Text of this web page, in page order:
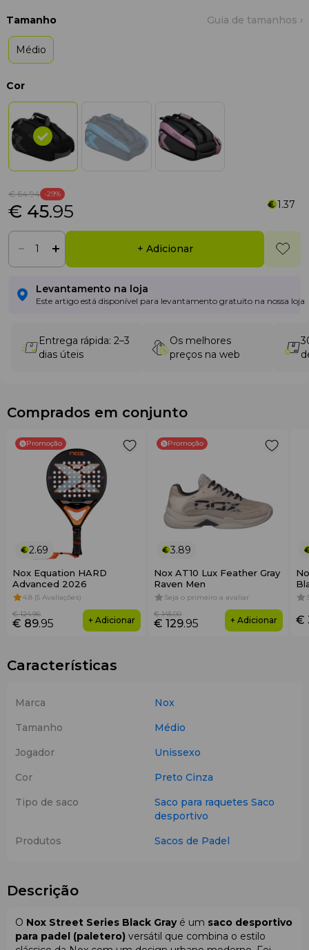
Tamanho Guia de tamanhos ›
Médio
Cor
€ 64.94 -29%
€ 45.95 1.37
+ Adicionar
Levantamento na loja
Este artigo está disponível para levantamento gratuito na nossa loja
Entrega rápida: 2–3
dias úteis
Os melhores
preços na web
Comprados em conjunto
Promoção
2.69
Nox Equation HARD
Advanced 2026
4.8 (5 Avaliações)
€ 89.95
€ 124.96
+ Adicionar
Promoção
3.89
Nox AT10 Lux Feather Gray
Raven Men
Seja o primeiro a avaliar
€ 129.95
€ 145.00
+ Adicionar €
Características
Marca
Nox
Tamanho
Médio
Jogador
Unissexo
Cor
Preto Cinza
Tipo de saco
Saco para raquetes Saco
desportivo
Produtos
Sacos de Padel
Descrição
O Nox Street Series Black Grayé um saco desportivo
para padel (paletero) versátil que combina o estilo